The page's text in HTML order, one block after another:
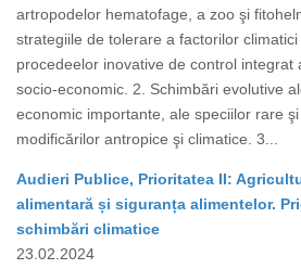
artropodelor hematofage, a zoo şi
strategiile de tolerare a factorilor
procedeelor inovative de control integrat
socio-economic. 2. Schimbări evolutive
economic importante, ale speciilor rare
modificărilor antropice şi climatice. 3...
Audieri Publice, Prioritatea II:
alimentară și siguranța alimentelor.
schimbări climatice
23.02.2024